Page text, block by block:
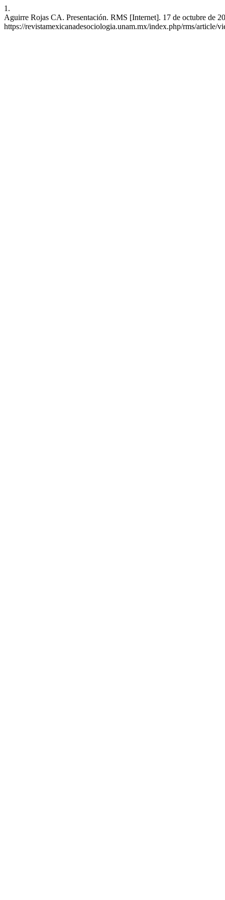
1.
Aguirre Rojas CA. Presentación. RMS [Internet]. 17 de octubre de
https://revistamexicanadesociologia.unam.mx/index.php/rms/article/